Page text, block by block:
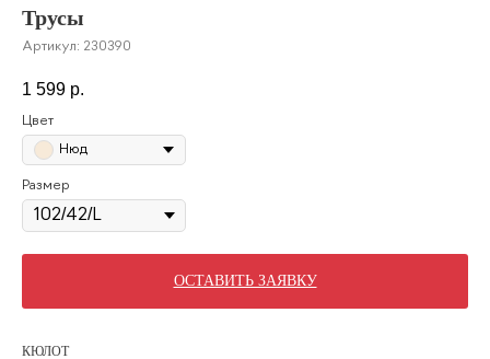
Трусы
Артикул: 230390
1 599 р.
Цвет
Нюд
Размер
ОСТАВИТЬ ЗАЯВКУ
КЮЛОТ